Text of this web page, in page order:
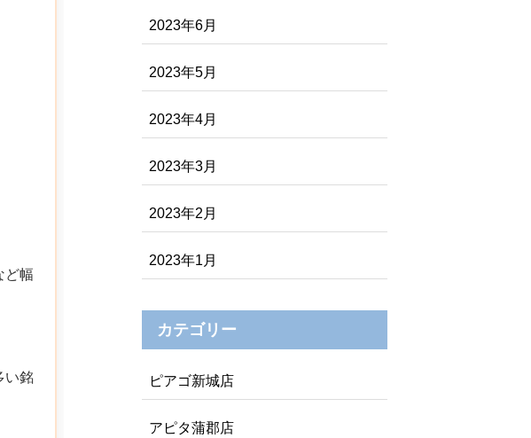
ど幅
い銘
2023年6月
2023年5月
2023年4月
2023年3月
2023年2月
2023年1月
カテゴリー
ピアゴ新城店
アピタ蒲郡店